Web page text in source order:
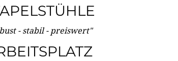
- stabil - preiswert"